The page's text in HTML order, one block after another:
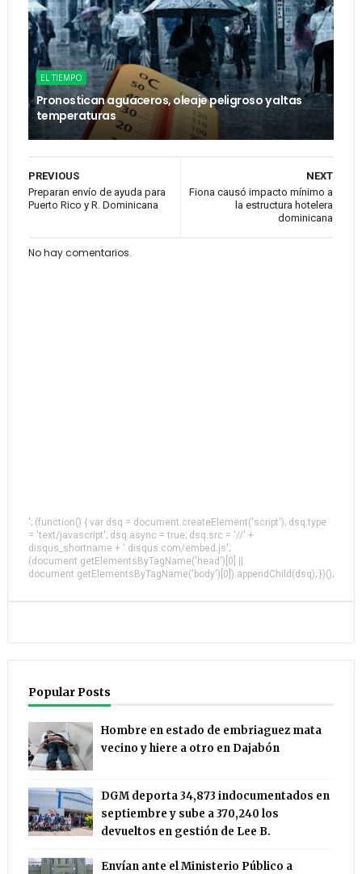
EL TIEMPO
Pronostican aguaceros, oleaje peligroso y altas
temperaturas
NEXT
Fiona causó impacto mínimo a
la estructura hotelera
dominicana
PREVIOUS
Preparan envío de ayuda para
Puerto Rico y R. Dominicana
No hay comentarios.
'; (function() { var dsq = document.createElement('script'); dsq.type
= 'text/javascript'; dsq.async = true; dsq.src = '//' +
disqus_shortname + '.disqus.com/embed.js';
(document.getElementsByTagName('head')[0] ||
document.getElementsByTagName('body')[0]).appendChild(dsq); })();
Popular Posts
Hombre en estado de embriaguez mata
vecino y hiere a otro en Dajabón
DGM deporta 34,873 indocumentados en
septiembre y sube a 370,240 los
devueltos en gestión de Lee B.
Envían ante el Ministerio Público a